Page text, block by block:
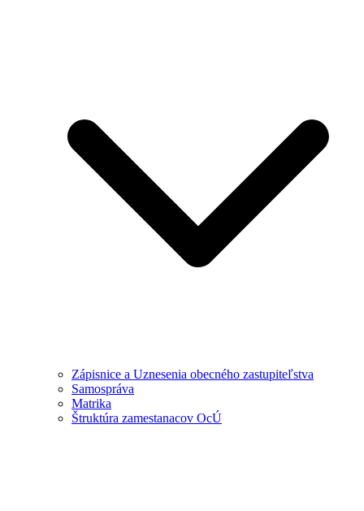
Zápisnice a Uznesenia obecného zastupiteľstva
Samospráva
Matrika
Štruktúra zamestanacov OcÚ